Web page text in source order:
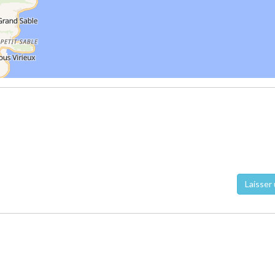
Laisser